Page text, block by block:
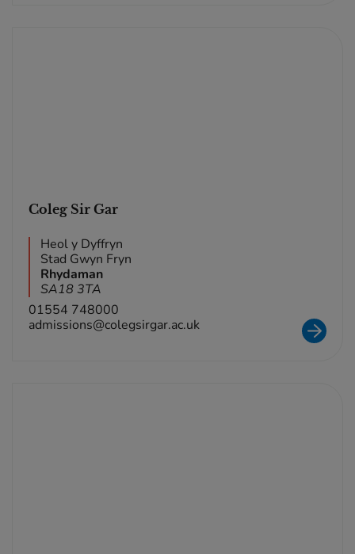
Coleg Sir Gar
Heol y Dyffryn
Stad Gwyn Fryn
Rhydaman
SA18 3TA
01554 748000
admissions@colegsirgar.ac.uk